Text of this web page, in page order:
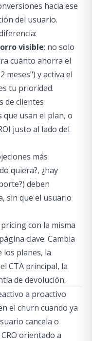
hacia ese
del usuario.
visible: no solo
cuánto ahorra el
meses") y activa el
tu prioridad.
de clientes
que usan el plan, o
justo al lado del
más
quiera?, ¿hay
deben
sin que el usuario
con la misma
clave. Cambia
los planes, la
CTA principal, la
de devolución.
a proactivo
el churn cuando ya
cancela o
orientado a